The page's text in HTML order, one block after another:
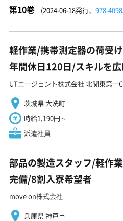
第10巻 (2024-06-18発行、 978-
軽作業/携帯測定器の荷受
年間休日120日/スキルを
UTエージェント株式会社 北関東第一
茨城県 大洗町
時給1,190円～
派遣社員
部品の製造スタッフ/軽作
完備/8割入寮希望者
move on株式会社
兵庫県 神戸市